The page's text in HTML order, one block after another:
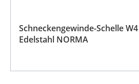
Schneckengewinde-Schelle
Edelstahl NORMA